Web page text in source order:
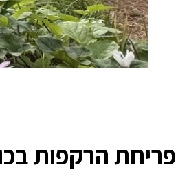
פריחת הרקפות